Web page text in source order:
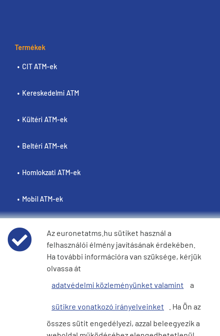
Termékek
CIT ATM-ek
Kereskedelmi ATM
Kültéri ATM-ek
Beltéri ATM-ek
Homlokzati ATM-ek
Mobil ATM-ek
Policies
Weboldal felhasználási feltételei
Cookie szabályzat
Az euronetatms.hu sütiket használ a
felhasználói élmény javításának érdekében.
Ha további információra van szüksége, kérjük
olvassa át
adatvédelmi közleményünket valamint
a
sütikre vonatkozó irányelveinket
. Ha Ön az
összes sütit engedélyezi, azzal beleegyezik a